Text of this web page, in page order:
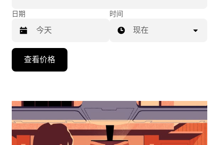
日期
向
头
浏
时间
现在
查看价格